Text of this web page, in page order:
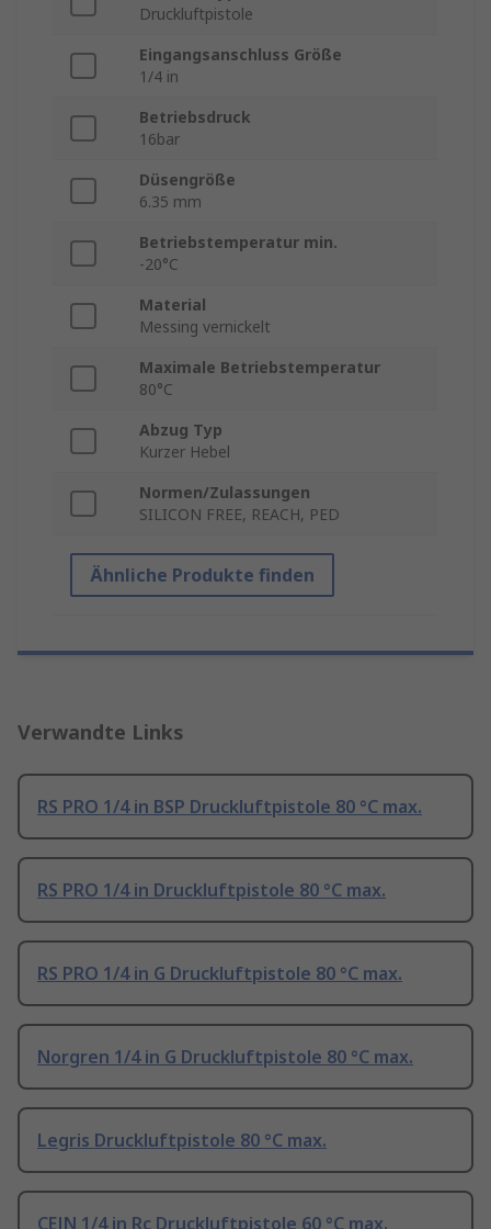
Druckluftpistole
Eingangsanschluss Größe
1/4 in
Betriebsdruck
16bar
Düsengröße
6.35 mm
Betriebstemperatur min.
-20°C
Material
Messing vernickelt
Maximale Betriebstemperatur
80°C
Abzug Typ
Kurzer Hebel
Normen/Zulassungen
SILICON FREE, REACH, PED
Ähnliche Produkte finden
Verwandte Links
RS PRO 1/4 in BSP Druckluftpistole 80 °C max.
RS PRO 1/4 in Druckluftpistole 80 °C max.
RS PRO 1/4 in G Druckluftpistole 80 °C max.
Norgren 1/4 in G Druckluftpistole 80 °C max.
Legris Druckluftpistole 80 °C max.
CEJN 1/4 in Rc Druckluftpistole 60 °C max.